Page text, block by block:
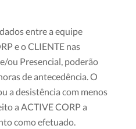
entre a equipe
e o CLIENTE nas
ou Presencial, poderão
de antecedência. O
a desistência com menos
a ACTIVE CORP a
como efetuado.